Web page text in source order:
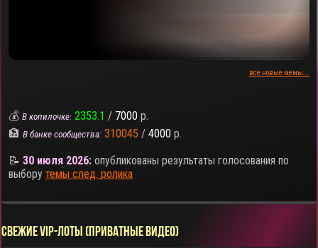
все новые мемы...
💰В копилочке: 2353.1 / 7000 р.
🏦В банке сообщества: 310045 / 4000 р.
📝30 июля 2026: опубликованы результаты голосования по
выборутемы след. ролика
СВЕЖИЕ VIP-ЛОТЫ (ПРИВАТНЫЕ ВИДЕО)